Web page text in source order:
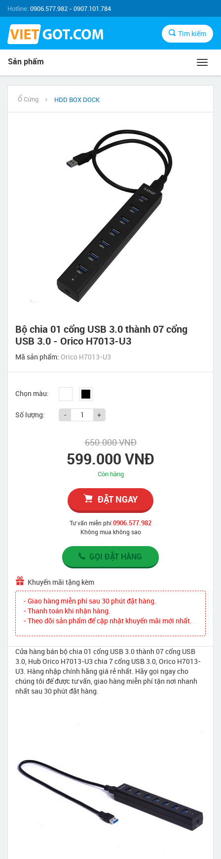
Hotline:0906.577.982 - 0907.101.784
Tìm kiếm
Sản phẩm
Ổ Cứng HDD BOX DOCK
Bộ chia 01 cổng USB 3.0 thành 07 cổng
USB 3.0 - Orico H7013-U3
Mã sản phẩm: Orico H7013-U3
Chọn màu:
Số lượng: - +
650.000 VNĐ
599.000 VNĐ
Còn hàng
ĐẶT NGAY
Tư vấn miễn phí0906.577.982
Không mua không sao
GỌI ĐẶT HÀNG
Khuyến mãi tặng kèm
- Giao hàng miễn phí sau 30 phút đặt hàng.
- Thanh toán khi nhận hàng.
- Theo dõi sản phẩm để cập nhật khuyến mãi mới nhất.
Cửa hàng bán bộ chia 01 cổng USB 3.0 thành 07 cổng USB
3.0, Hub Orico H7013-U3 chia 7 cổng USB 3.0, Orico H7013-
U3. Hàng nhập chính hãng giá rẻ nhất. Hãy gọi ngay cho
chúng tôi để được tư vấn, giao hàng miễn phí tận nơi nhanh
nhất sau 30 phút đặt hàng.